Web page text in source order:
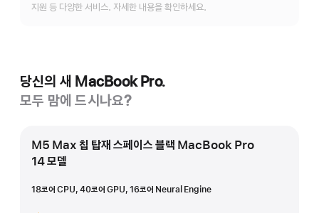
지원 등 다양한 서비스. 자세한 내용을 확인하세요.
당신의 새 MacBook Pro.
모두 맘에 드시나요?
M5 Max 칩 탑재 스페이스 블랙 MacBook Pro
14 모델
18코어 CPU, 40코어 GPU, 16코어 Neural Engine